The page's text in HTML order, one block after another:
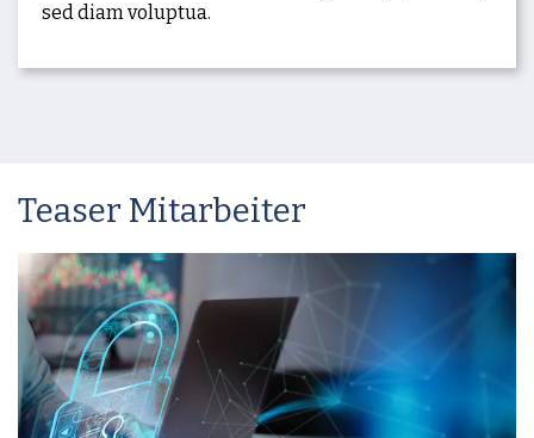
sed diam voluptua.
Teaser Mitarbeiter